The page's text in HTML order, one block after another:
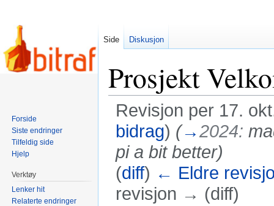
Prosjekt
Revisjon per 17.
bidrag) (→2024:
pi a bit better)
(diff) ← Eldre
revisjon → (diff)
Side Diskusjon
Forside
Siste endringer
Tilfeldig side
Hjelp
Verktøy
Lenker hit
Relaterte endringer